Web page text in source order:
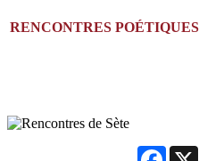
RENCONTRES